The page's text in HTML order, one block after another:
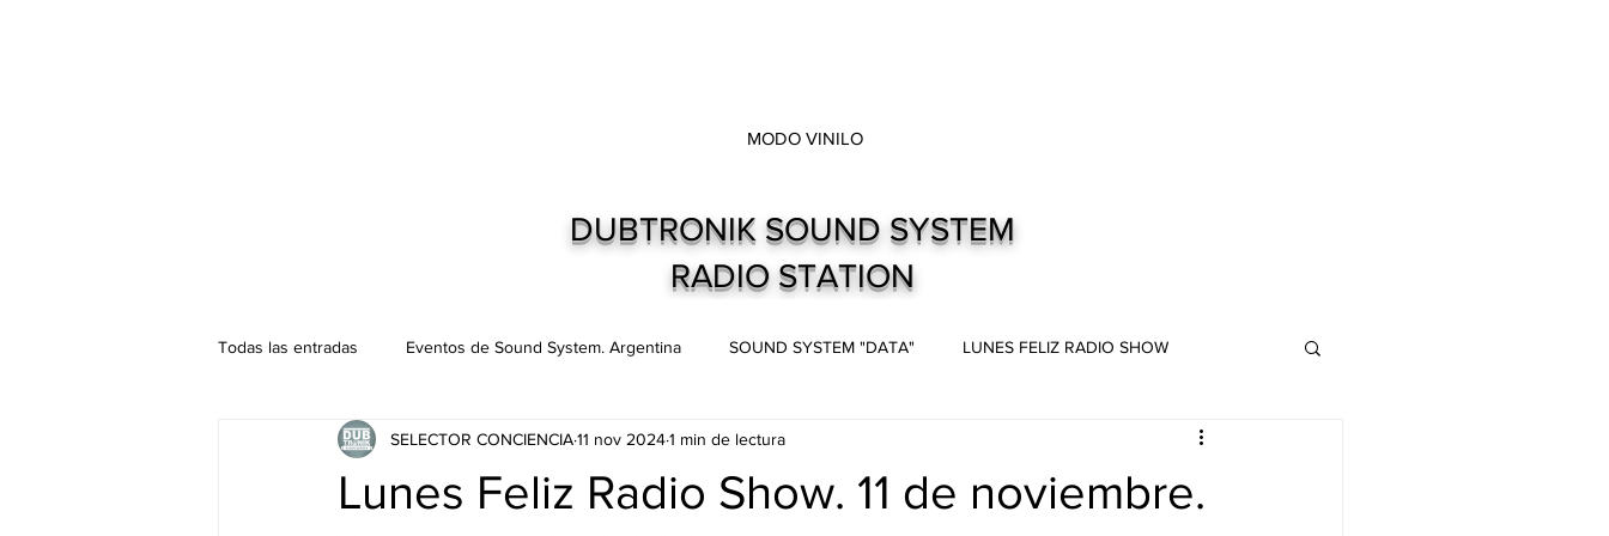
MODO VINILO
DUBTRONIK SOUND SYSTEM
RADIO STATION
Todas las entradas Eventos de Sound System. Argentina SOUND SYSTEM "DATA" LUNES FELIZ RADIO SHOW
Podcast. SOUNDMAN Mixtapes Live and direct. Shows. Recitales. "DUB MEETING LYRICS"
Lunes Feliz Radio Show. 11 de noviembre.
SELECTOR CONCIENCIA11 nov 20241 min de lectura